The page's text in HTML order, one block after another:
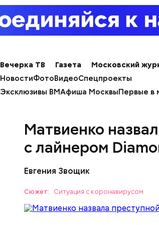
Вечерка ТВ Газета Московский
НовостиФотоВидеоСпецпроекты
Эксклюзивы ВМАфиша МосквыПервые в
Матвиенко
с лайнером
Евгения Звощик
Сюжет: Ситуация с коронавирусом
По мнению военного
политологов Василия
раз передвигали, но никакой